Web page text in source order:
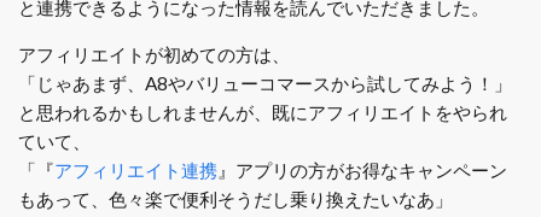
と連携できるようになった情報を読んでいただきました。
アフィリエイトが初めての方は、
「じゃあまず、A8やバリューコマースから試してみよう！」
と思われるかもしれませんが、既にアフィリエイトをやられ
ていて、
「『アフィリエイト連携 』アプリの方がお得なキャンペーン
もあって、色々楽で便利そうだし乗り換えたいなあ」